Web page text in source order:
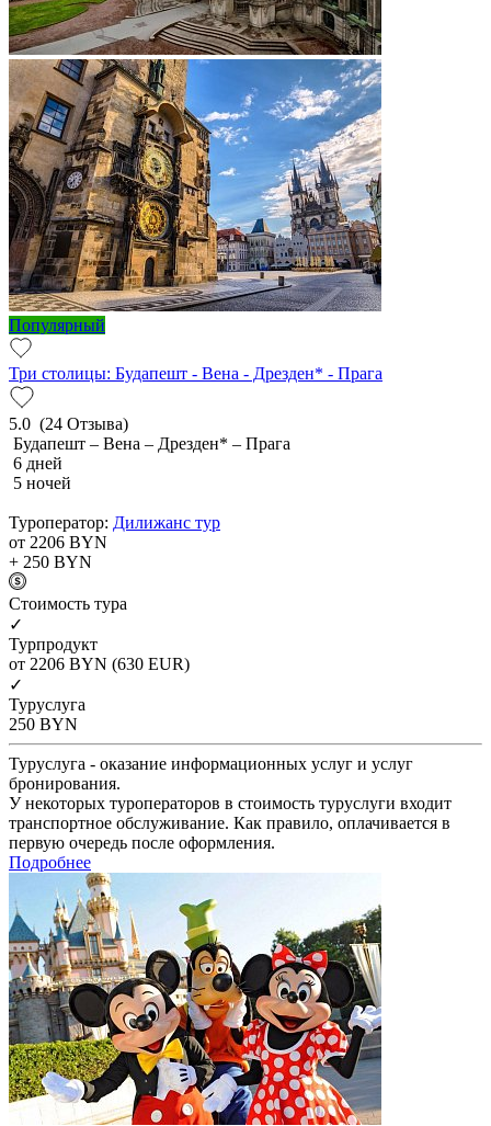
Популярный
Три столицы: Будапешт - Вена - Дрезден* - Прага
5.0 (24 Отзыва)
Будапешт – Вена – Дрезден* – Прага
6 дней
5 ночей
Туроператор: Дилижанс тур
от 2206 BYN
+ 250 BYN
Cтоимость тура
✓
Турпродукт
от 2206 BYN (630 EUR)
✓
Туруслуга
250 BYN
Туруслуга - оказание информационных услуг и услуг
бронирования.
У некоторых туроператоров в стоимость туруслуги входит
транспортное обслуживание. Как правило, оплачивается в
первую очередь после оформления.
Подробнее